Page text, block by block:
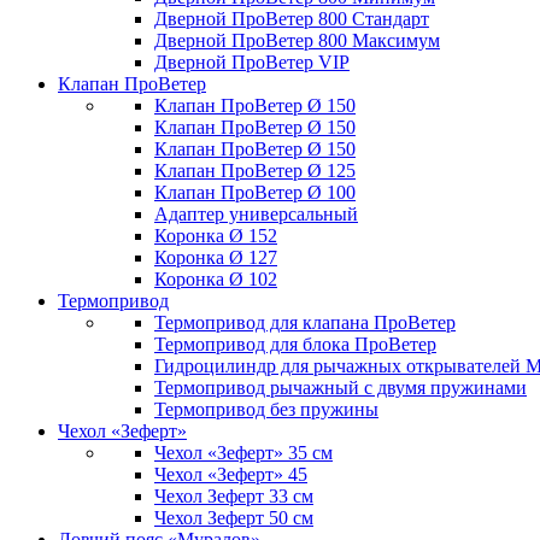
Дверной ПроВетер 800 Стандарт
Дверной ПроВетер 800 Максимум
Дверной ПроВетер VIP
Клапан ПроВетер
Клапан ПроВетер Ø 150
Клапан ПроВетер Ø 150
Клапан ПроВетер Ø 150
Клапан ПроВетер Ø 125
Клапан ПроВетер Ø 100
Адаптер универсальный
Коронка Ø 152
Коронка Ø 127
Коронка Ø 102
Термопривод
Термопривод для клапана ПроВетер
Термопривод для блока ПроВетер
Гидроцилиндр для рычажных открывателей
Термопривод рычажный с двумя пружинами
Термопривод без пружины
Чехол «Зеферт»
Чехол «Зеферт» 35 см
Чехол «Зеферт» 45
Чехол Зеферт 33 см
Чехол Зеферт 50 см